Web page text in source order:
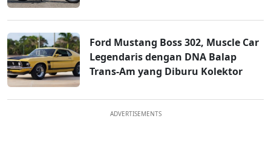
Ford Mustang Boss 302, Muscle Car
Legendaris dengan DNA Balap
Trans-Am yang Diburu Kolektor
ADVERTISEMENTS